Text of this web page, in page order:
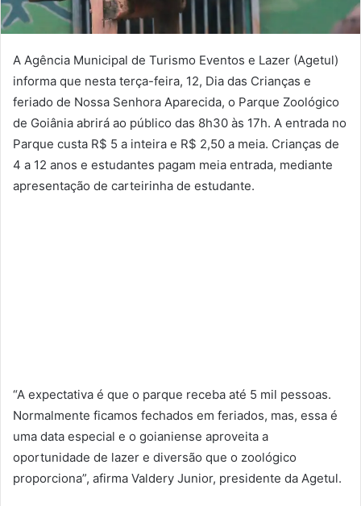
A Agência Municipal de Turismo Eventos e Lazer (Agetul)
informa que nesta terça-feira, 12, Dia das Crianças e
feriado de Nossa Senhora Aparecida, o Parque Zoológico
de Goiânia abrirá ao público das 8h30 às 17h. A entrada no
Parque custa R$ 5 a inteira e R$ 2,50 a meia. Crianças de
4 a 12 anos e estudantes pagam meia entrada, mediante
apresentação de carteirinha de estudante.
“A expectativa é que o parque receba até 5 mil pessoas.
Normalmente ficamos fechados em feriados, mas, essa é
uma data especial e o goianiense aproveita a
oportunidade de lazer e diversão que o zoológico
proporciona”, afirma Valdery Junior, presidente da Agetul.